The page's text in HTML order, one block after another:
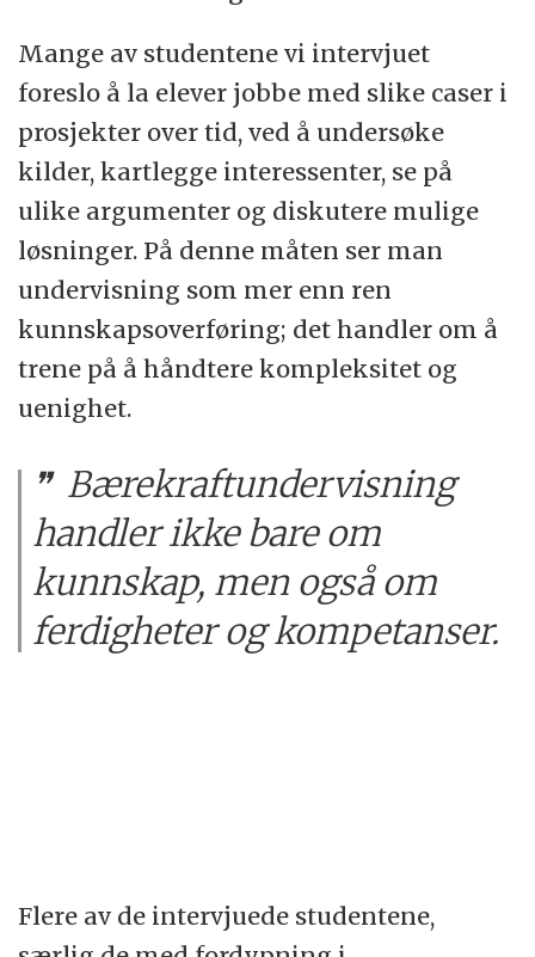
Mange av studentene vi intervjuet
foreslo å la elever jobbe med slike caser i
prosjekter over tid, ved å undersøke
kilder, kartlegge interessenter, se på
ulike argumenter og diskutere mulige
løsninger. På denne måten ser man
undervisning som mer enn ren
kunnskapsoverføring; det handler om å
trene på å håndtere kompleksitet og
uenighet.
Bærekraftundervisning
handler ikke bare om
kunnskap, men også om
ferdigheter og kompetanser.
Flere av de intervjuede studentene,